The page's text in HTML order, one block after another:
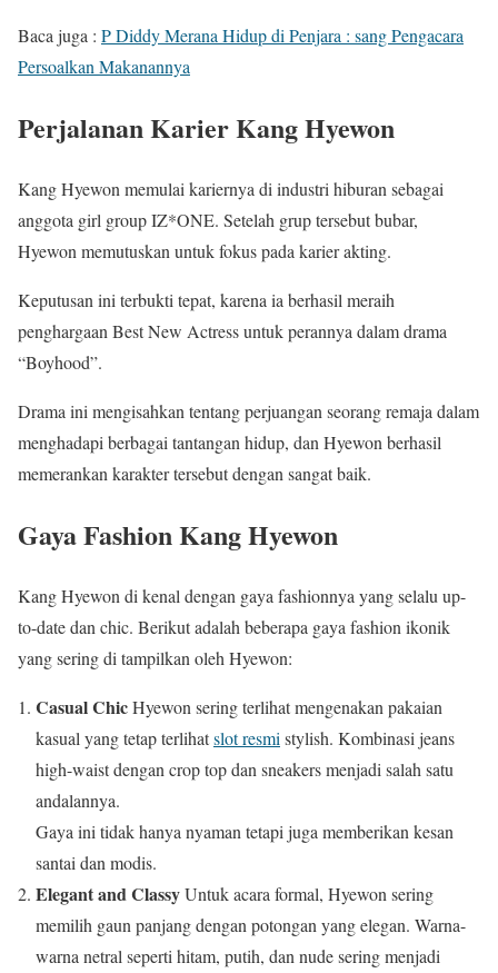
Baca juga : P Diddy Merana Hidup di Penjara : sang Pengacara
Persoalkan Makanannya
Perjalanan Karier Kang Hyewon
Kang Hyewon memulai kariernya di industri hiburan sebagai
anggota girl group IZ*ONE. Setelah grup tersebut bubar,
Hyewon memutuskan untuk fokus pada karier akting.
Keputusan ini terbukti tepat, karena ia berhasil meraih
penghargaan Best New Actress untuk perannya dalam drama
“Boyhood”.
Drama ini mengisahkan tentang perjuangan seorang remaja dalam
menghadapi berbagai tantangan hidup, dan Hyewon berhasil
memerankan karakter tersebut dengan sangat baik.
Gaya Fashion Kang Hyewon
Kang Hyewon di kenal dengan gaya fashionnya yang selalu up-
to-date dan chic. Berikut adalah beberapa gaya fashion ikonik
yang sering di tampilkan oleh Hyewon:
Casual ChicHyewon sering terlihat mengenakan pakaian
kasual yang tetap terlihatslot resmi stylish. Kombinasi jeans
high-waist dengan crop top dan sneakers menjadi salah satu
andalannya.
Gaya ini tidak hanya nyaman tetapi juga memberikan kesan
santai dan modis.
Elegant and ClassyUntuk acara formal, Hyewon sering
memilih gaun panjang dengan potongan yang elegan. Warna-
warna netral seperti hitam, putih, dan nude sering menjadi